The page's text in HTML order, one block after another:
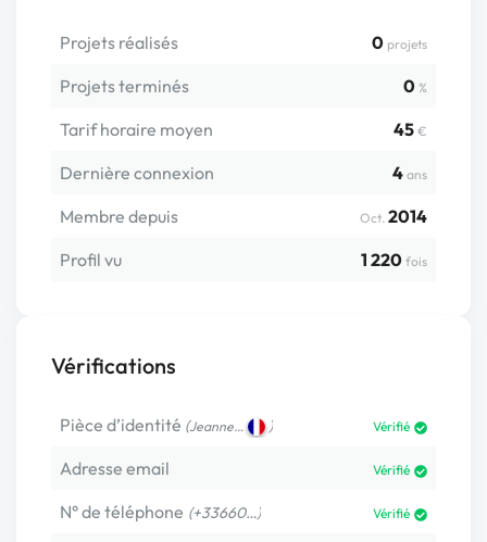
Projets réalisés 0 projets
Projets terminés 0 %
Tarif horaire moyen 45 €
Dernière connexion 4 ans
Membre depuis Oct. 2014
Profil vu
1 220 fois
Vérifications
Pièce d’identité (Jeanne… ) Vérifié
Adresse email Vérifié
N° de téléphone (+33660…) Vérifié